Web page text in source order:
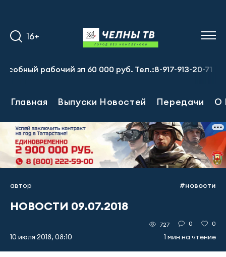
16+
рабочий зп 60 000 руб. Тел.:8-917-913-20-71
Главная Выпуски Новостей Передачи О
автор #новости
НОВОСТИ 09.07.2018
10 июля 2018, 08:10
727 0 0
1 мин на чтение